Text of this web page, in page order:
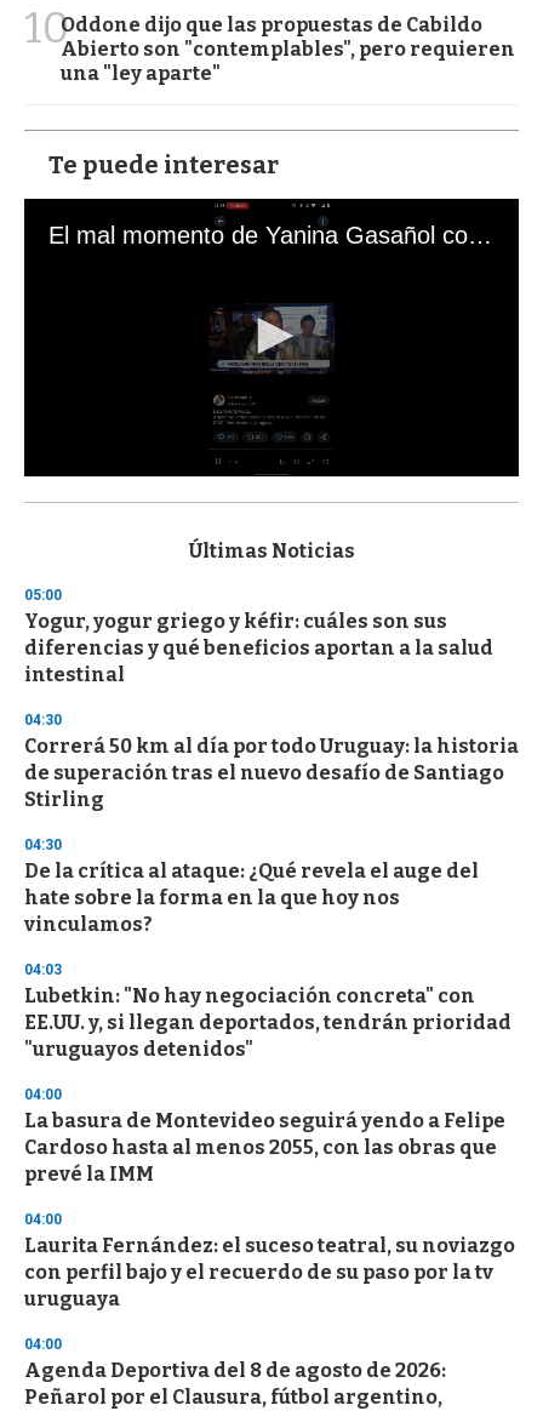
10Oddone dijo que las propuestas de Cabildo
Abierto son "contemplables", pero requieren
una "ley aparte"
Te puede interesar
El mal momento de Yanina Gasañol con un hincha argentino en "Subrayado"
s
d
s
o
f
3
s
e
c
o
n
Últimas Noticias
05:00
Yogur, yogur griego y kéfir: cuáles son sus
diferencias y qué beneficios aportan a la salud
intestinal
04:30
Correrá 50 km al día por todo Uruguay: la historia
de superación tras el nuevo desafío de Santiago
Stirling
04:30
De la crítica al ataque: ¿Qué revela el auge del
hate sobre la forma en la que hoy nos
vinculamos?
04:03
Lubetkin: "No hay negociación concreta" con
EE.UU. y, si llegan deportados, tendrán prioridad
"uruguayos detenidos"
04:00
La basura de Montevideo seguirá yendo a Felipe
Cardoso hasta al menos 2055, con las obras que
prevé la IMM
04:00
Laurita Fernández: el suceso teatral, su noviazgo
con perfil bajo y el recuerdo de su paso por la tv
uruguaya
04:00
Agenda Deportiva del 8 de agosto de 2026:
Peñarol por el Clausura, fútbol argentino,